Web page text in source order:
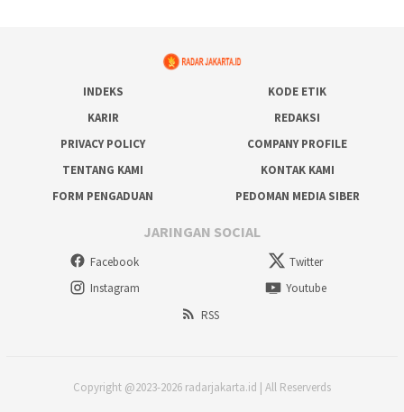
INDEKS
KODE ETIK
KARIR
REDAKSI
PRIVACY POLICY
COMPANY PROFILE
TENTANG KAMI
KONTAK KAMI
FORM PENGADUAN
PEDOMAN MEDIA SIBER
JARINGAN SOCIAL
Facebook
Twitter
Instagram
Youtube
RSS
Copyright @2023-2026 radarjakarta.id | All Reserverds